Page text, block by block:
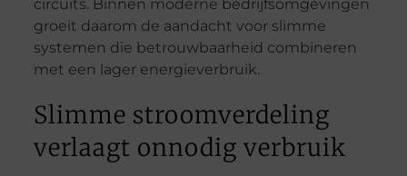
circuits. Binnen moderne bedrijfsomgevingen
groeit daarom de aandacht voor slimme
systemen die betrouwbaarheid combineren
met een lager energieverbruik.
Slimme stroomverdeling
verlaagt onnodig verbruik